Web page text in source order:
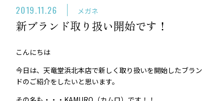
2019.11.26 メガネ
新ブランド取り扱い開始です！
こんにちは
今日は、天竜堂浜北本店で新しく取り扱いを開始したブラン
ドのご紹介をしたいと思います。